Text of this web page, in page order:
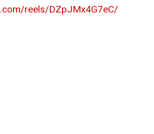
reels/DZpJMx4G7eC/